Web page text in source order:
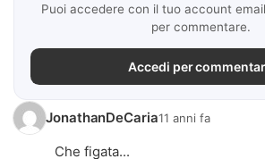
Puoi accedere con il tuo account
per commentare.
Accedi per
JonathanDeCaria11 anni fa
Che figata...